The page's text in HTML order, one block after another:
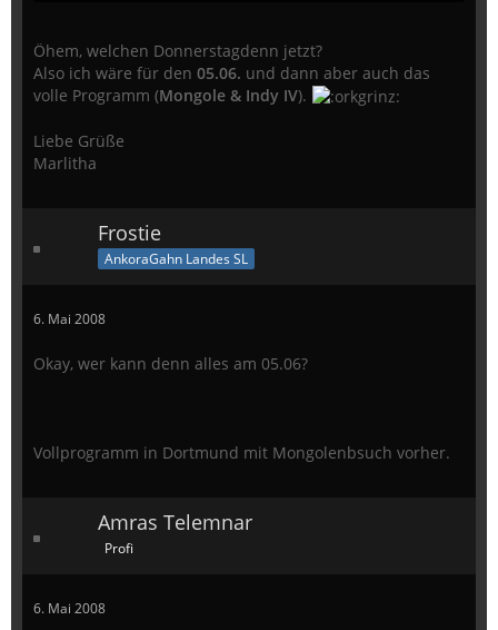
Öhem, welchen Donnerstagdenn jetzt?
Also ich wäre für den 05.06. und dann aber auch das
volle Programm (Mongole & Indy IV).
Liebe Grüße
Marlitha
Frostie
AnkoraGahn Landes SL
6. Mai 2008
Okay, wer kann denn alles am 05.06?
Vollprogramm in Dortmund mit Mongolenbsuch vorher.
Amras Telemnar
Profi
6. Mai 2008